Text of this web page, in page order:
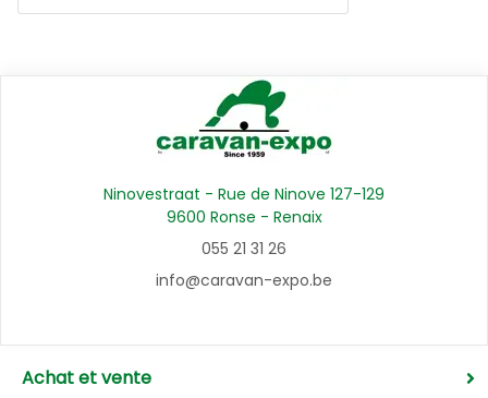
Ninovestraat - Rue de Ninove 127-129
9600 Ronse - Renaix
055 21 31 26
info@caravan-expo.be
Achat et vente